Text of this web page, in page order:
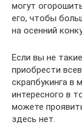
могут
его, чтобы
на осенний
Если вы не
приобрести
скрапбукинга в
интересного в
можете
здесь нет.